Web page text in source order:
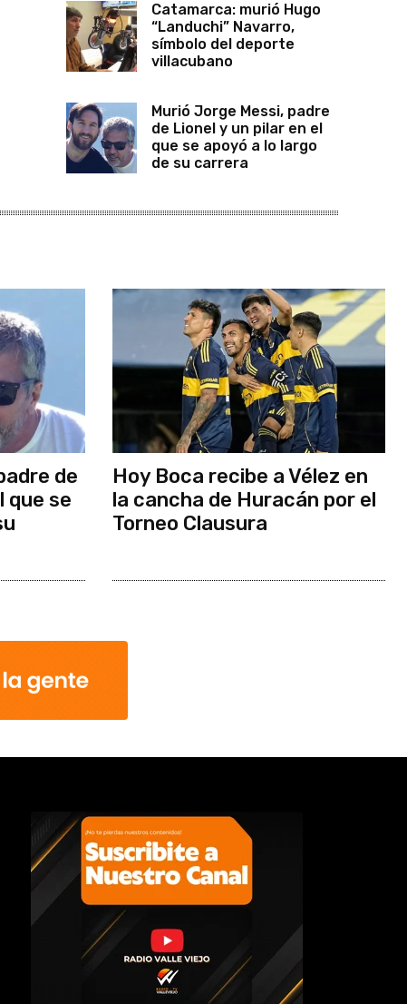
Catamarca: murió Hugo
“Landuchi” Navarro,
símbolo del deporte
villacubano
Murió Jorge Messi, padre
de Lionel y un pilar en el
que se apoyó a lo largo
de su carrera
de
que se
Hoy Boca recibe a Vélez en
la cancha de Huracán por el
Torneo Clausura